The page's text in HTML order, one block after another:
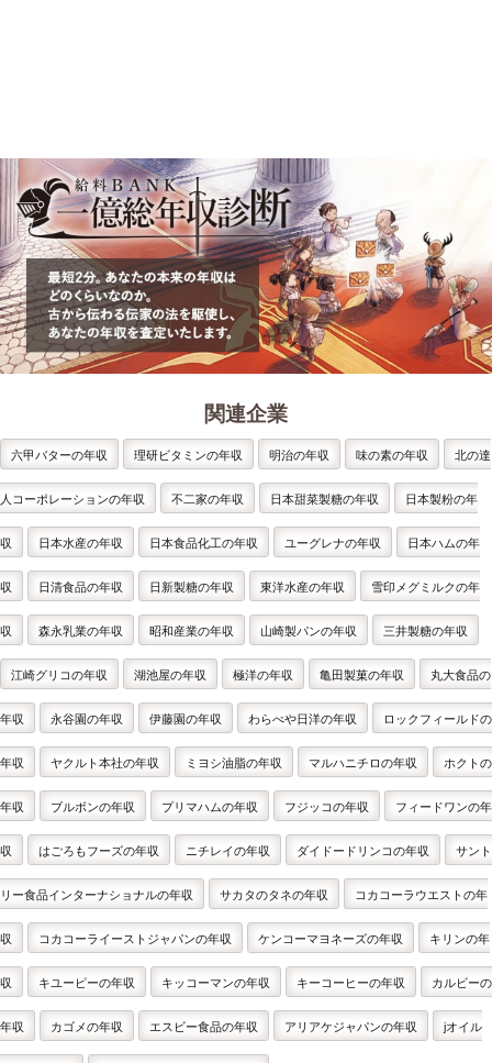
関連企業
六甲バターの年収 理研ビタミンの年収 明治の年収 味の素の年収 北の達
人コーポレーションの年収 不二家の年収 日本甜菜製糖の年収 日本製粉の年
収 日本水産の年収 日本食品化工の年収 ユーグレナの年収 日本ハムの年
収 日清食品の年収 日新製糖の年収 東洋水産の年収 雪印メグミルクの年
収 森永乳業の年収 昭和産業の年収 山崎製パンの年収 三井製糖の年収
江崎グリコの年収 湖池屋の年収 極洋の年収 亀田製菓の年収 丸大食品の
年収 永谷園の年収 伊藤園の年収 わらべや日洋の年収 ロックフィールドの
年収 ヤクルト本社の年収 ミヨシ油脂の年収 マルハニチロの年収 ホクトの
年収 ブルボンの年収 プリマハムの年収 フジッコの年収 フィードワンの年
収 はごろもフーズの年収 ニチレイの年収 ダイドードリンコの年収 サント
リー食品インターナショナルの年収 サカタのタネの年収 コカコーラウエストの年
収 コカコーライーストジャパンの年収 ケンコーマヨネーズの年収 キリンの年
収 キユーピーの年収 キッコーマンの年収 キーコーヒーの年収 カルビーの
年収 カゴメの年収 エスビー食品の年収 アリアケジャパンの年収 jオイル